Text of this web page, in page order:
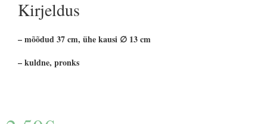
Kirjeldus
– mõõdud 37 cm, ühe kausi ∅ 13 cm
– kuldne, pronks